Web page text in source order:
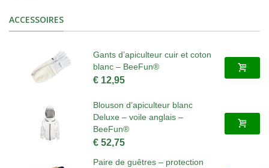
ACCESSOIRES
Gants d’apiculteur cuir et coton
blanc – BeeFun®
€ 12,95
Blouson d’apiculteur blanc
Deluxe – voile anglais –
BeeFun®
€ 52,75
Paire de guêtres – protection